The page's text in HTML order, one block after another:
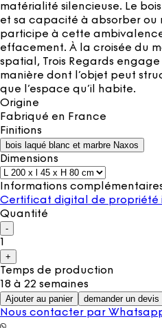
matérialité silencieuse. Le
et sa capacité à absorber ou
participe à cette
effacement. À la croisée du
spatial, Trois Regards
manière dont l’objet peut
que l’espace qu’il habite.
Origine
Fabriqué en France
Finitions
bois laqué blanc et marbre Naxos
Dimensions
Informations
Certificat digital de propriété
Quantité
-
1
+
Temps de production
18 à 22 semaines
Ajouter au panier demander un devis
Nous contacter par